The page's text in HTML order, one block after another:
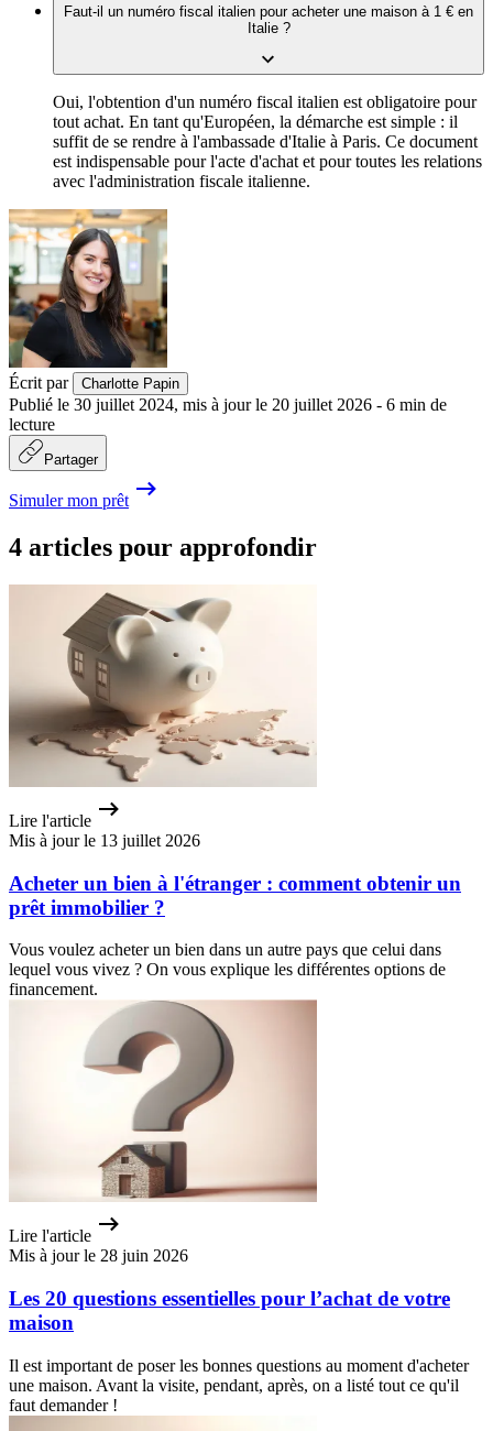
Faut-il un numéro fiscal italien pour acheter une maison à 1 € en
Italie ?
Oui, l'obtention d'un numéro fiscal italien est obligatoire pour
tout achat. En tant qu'Européen, la démarche est simple : il
suffit de se rendre à l'ambassade d'Italie à Paris. Ce document
est indispensable pour l'acte d'achat et pour toutes les relations
avec l'administration fiscale italienne.
Écrit par Charlotte Papin
Publié le 30 juillet 2024, mis à jour le 20 juillet 2026 - 6 min de
lecture
Partager
Simuler mon prêt
4 articles pour approfondir
Lire l'article
Mis à jour le 13 juillet 2026
Acheter un bien à l'étranger : comment obtenir un
prêt immobilier ?
Vous voulez acheter un bien dans un autre pays que celui dans
lequel vous vivez ? On vous explique les différentes options de
financement.
Lire l'article
Mis à jour le 28 juin 2026
Les 20 questions essentielles pour l’achat de votre
maison
Il est important de poser les bonnes questions au moment d'acheter
une maison. Avant la visite, pendant, après, on a listé tout ce qu'il
faut demander !